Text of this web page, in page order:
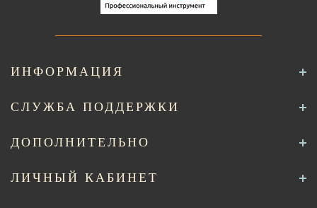
ИНФОРМАЦИЯ
СЛУЖБА ПОДДЕРЖКИ
ДОПОЛНИТЕЛЬНО
ЛИЧНЫЙ КАБИНЕТ